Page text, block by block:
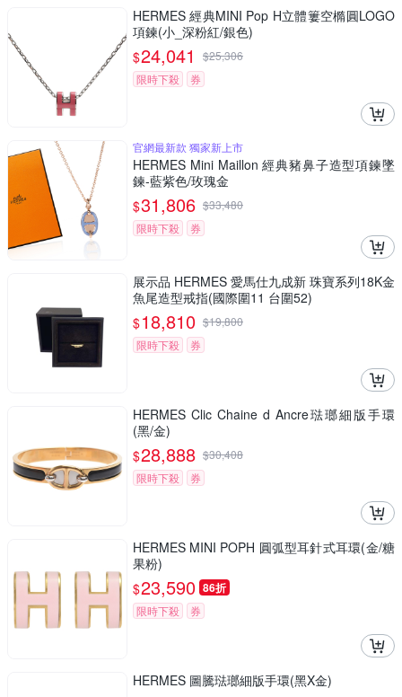
HERMES 經典MINI Pop H立體簍空橢圓LOGO
項鍊(小_深粉紅/銀色)
$24,041 $25,306
限時下殺
券
官網最新款 獨家新上市
HERMES Mini Maillon 經典豬鼻子造型項鍊墜
鍊-藍紫色/玫瑰金
$31,806 $33,480
限時下殺
券
展示品 HERMES 愛馬仕九成新 珠寶系列18K金
魚尾造型戒指(國際圍11 台圍52)
$18,810 $19,800
限時下殺
券
HERMES Clic Chaine d Ancre琺瑯細版手環
(黑/金)
$28,888 $30,408
限時下殺
券
HERMES MINI POPH 圓弧型耳針式耳環(金/糖
果粉)
$23,590 86折
限時下殺 券
HERMES 圖騰琺瑯細版手環(黑X金)